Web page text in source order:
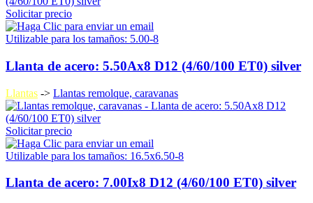
Solicitar precio
Utilizable para los tamaños: 5.00-8
Llanta de acero: 5.50Ax8 D12 (4/60/100 ET0) silver
Llantas -> Llantas remolque, caravanas
Solicitar precio
Utilizable para los tamaños: 16.5x6.50-8
Llanta de acero: 7.00Ix8 D12 (4/60/100 ET0) silver